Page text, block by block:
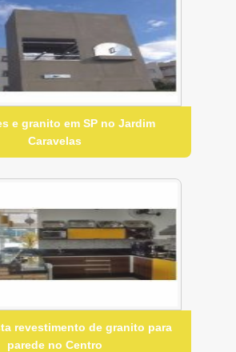
e granito em SP no Jardim
Caravelas
revestimento de granito para
parede no Centro